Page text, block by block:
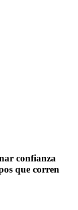
confianza
que corren